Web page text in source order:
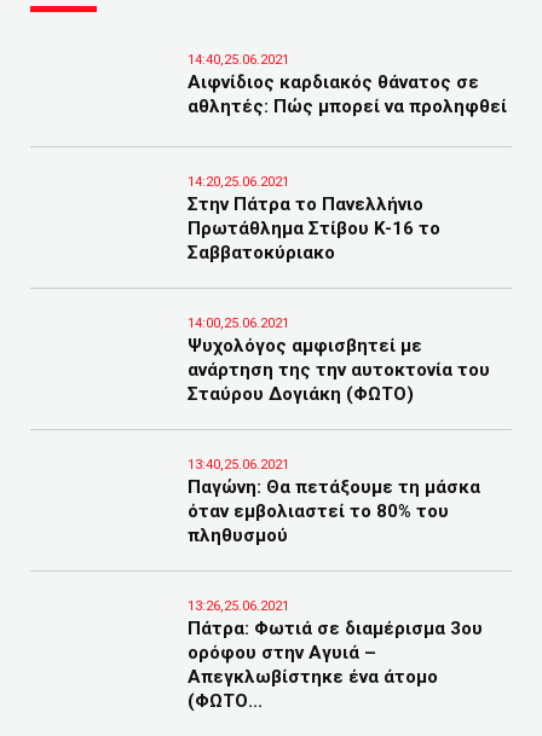
14:40,25.06.2021
Αιφνίδιος καρδιακός θάνατος σε
αθλητές: Πώς μπορεί να προληφθεί
14:20,25.06.2021
Στην Πάτρα το Πανελλήνιο
Πρωτάθλημα Στίβου Κ-16 το
Σαββατοκύριακο
14:00,25.06.2021
Ψυχολόγος αμφισβητεί με
ανάρτηση της την αυτοκτονία του
Σταύρου Δογιάκη (ΦΩΤΟ)
13:40,25.06.2021
Παγώνη: Θα πετάξουμε τη μάσκα
όταν εμβολιαστεί το 80% του
πληθυσμού
13:26,25.06.2021
Πάτρα: Φωτιά σε διαμέρισμα 3ου
ορόφου στην Αγυιά –
Απεγκλωβίστηκε ένα άτομο
(ΦΩΤΟ...